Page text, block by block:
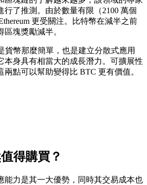
行了推測。由於數量有限（2100 萬個
更受關注。比特幣在減半之前
塊獎勵減半。
貨幣那麼簡單，也是建立分散式應用
本身具有相當大的成長潛力。可擴展性
點可以幫助變得比 BTC 更有價值。
得購買？
能力是其一大優勢，同時其交易成本也